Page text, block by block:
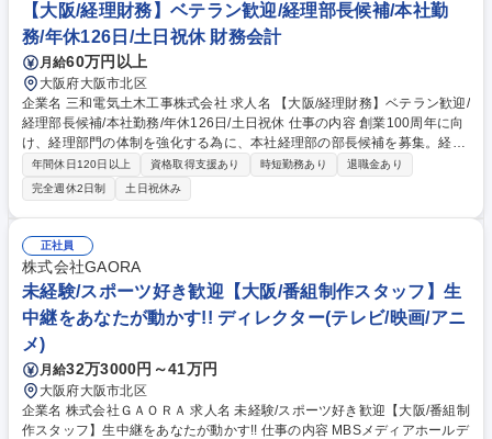
【大阪/経理財務】ベテラン歓迎/経理部長候補/本社勤
務/年休126日/土日祝休 財務会計
月給60万円以上
大阪府大阪市北区
企業名 三和電気土木工事株式会社 求人名 【大阪/経理財務】ベテラン歓迎/
経理部長候補/本社勤務/年休126日/土日祝休 仕事の内容 創業100周年に向
け、経理部門の体制を強化する為に、本社経理部の部長候補を募集。経理
の実務業務も行っていただきますが、将来的には全社の数字を把握し経営
戦略に繋がる役割を担っていただきます。 【直近お任せする業務】■年次
決算■四半期決算■月次決算 ■管理組織のマネジメント■連結決算■予算管理
など 【入社1年後以降にお任せしたい業務】経理実務にとどまらず、経営
全体を数字で把握し、経営会議での意思決定をサポートいただきます。経
理部門の重要な責任者として組織を牽引し、管理会計の整備を進めなが
ら、経営判断を支援していただくことを期待しています。 募集職種 【大
阪/経理財務】ベテラン歓迎/経理部長候補/本社勤務/年休126日/土日祝休
年間休日120日以上 資格取得支援あり 時短勤務あり
退職金あり
完全週休2日制
土日祝休み
正社員
株式会社GAORA
未経験/スポーツ好き歓迎【大阪/番組制作スタッフ】生
中継をあなたが動かす!! ディレクター(テレビ/映画/アニ
メ)
月給32万3000円～41万円
大阪府大阪市北区
企業名 株式会社ＧＡＯＲＡ 求人名 未経験/スポーツ好き歓迎【大阪/番組制
作スタッフ】生中継をあなたが動かす!! 仕事の内容 MBSメディアホールデ